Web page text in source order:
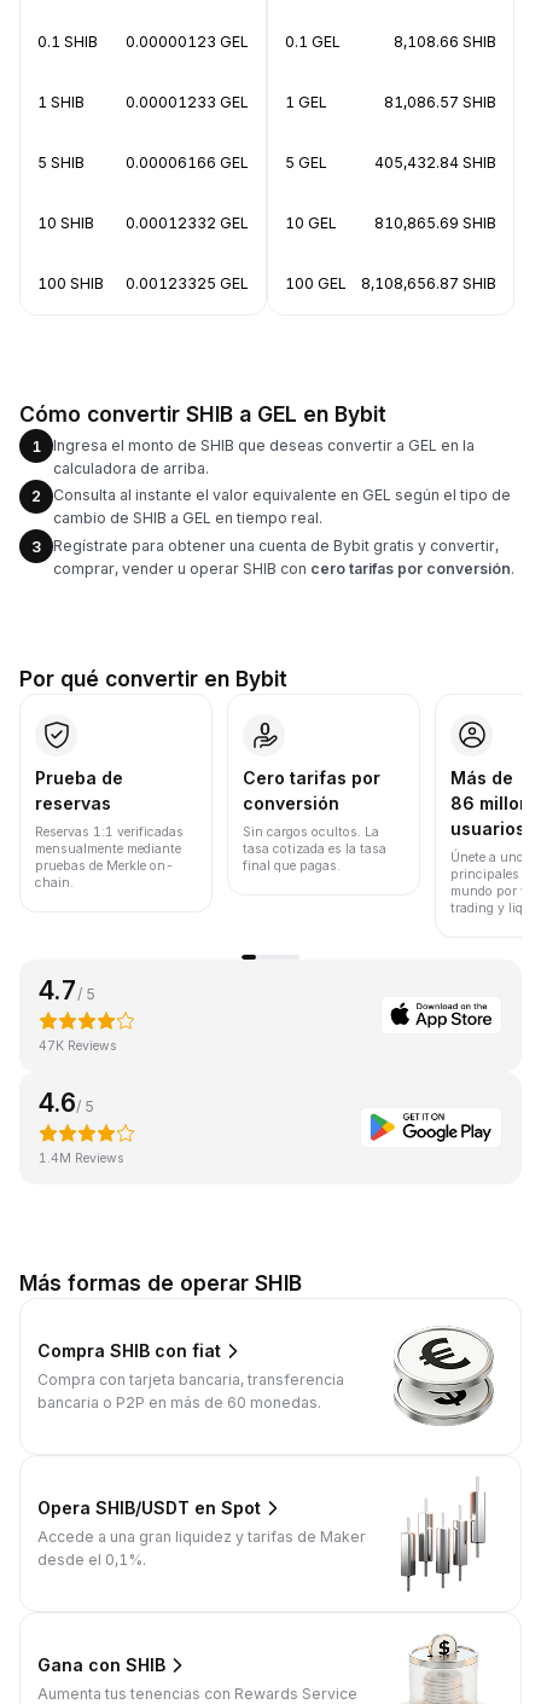
0.1 SHIB 0.00000123 GEL
1 SHIB 0.00001233 GEL
5 SHIB 0.00006166 GEL
10 SHIB 0.00012332 GEL
100 SHIB 0.00123325 GEL
0.1 GEL 8,108.66 SHIB
1 GEL 81,086.57 SHIB
5 GEL 405,432.84 SHIB
10 GEL 810,865.69 SHIB
100 GEL 8,108,656.87 SHIB
Cómo convertir SHIB a GEL en Bybit
1
Ingresa el monto de SHIB que deseas convertir a GEL en la
calculadora de arriba.
2
Consulta al instante el valor equivalente en GEL según el tipo de
cambio de SHIB a GEL en tiempo real.
3
Regístrate para obtener una cuenta de Bybit gratis y convertir,
comprar, vender u operar SHIB con cero tarifas por conversión.
Por qué convertir en Bybit
Prueba de
reservas
Reservas 1:1 verificadas
mensualmente mediante
pruebas de Merkle on-
chain.
Cero tarifas por
conversión
Sin cargos ocultos. La
tasa cotizada es la tasa
final que pagas.
Más de
86
usuarios
Únete a uno
principales
mundo por
trading y
4.7 / 5
47K Reviews
4.6/ 5
1.4M Reviews
Más formas de operar SHIB
Compra SHIB con fiat
Compra con tarjeta bancaria, transferencia
bancaria o P2P en más de 60 monedas.
Opera SHIB/USDT en Spot
Accede a una gran liquidez y tarifas de Maker
desde el 0,1%.
Gana con SHIB
Aumenta tus tenencias con Rewards Service